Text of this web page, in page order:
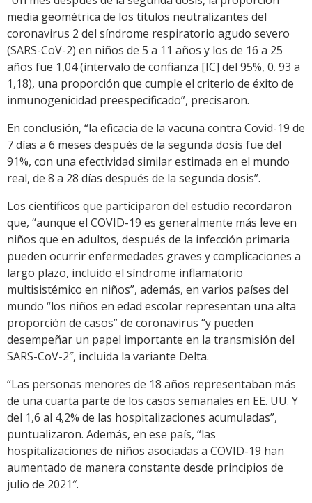
media geométrica de los títulos neutralizantes del
coronavirus 2 del síndrome respiratorio agudo severo
(SARS-CoV-2) en niños de 5 a 11 años y los de 16 a 25
años fue 1,04 (intervalo de confianza [IC] del 95%, 0. 93 a
1,18), una proporción que cumple el criterio de éxito de
inmunogenicidad preespecificado”, precisaron.
En conclusión, “la eficacia de la vacuna contra Covid-19 de
7 días a 6 meses después de la segunda dosis fue del
91%, con una efectividad similar estimada en el mundo
real, de 8 a 28 días después de la segunda dosis”.
Los científicos que participaron del estudio recordaron
que, “aunque el COVID-19 es generalmente más leve en
niños que en adultos, después de la infección primaria
pueden ocurrir enfermedades graves y complicaciones a
largo plazo, incluido el síndrome inflamatorio
multisistémico en niños”, además, en varios países del
mundo “los niños en edad escolar representan una alta
proporción de casos” de coronavirus “y pueden
desempeñar un papel importante en la transmisión del
SARS-CoV-2″, incluida la variante Delta.
“Las personas menores de 18 años representaban más
de una cuarta parte de los casos semanales en EE. UU. Y
del 1,6 al 4,2% de las hospitalizaciones acumuladas”,
puntualizaron. Además, en ese país, “las
hospitalizaciones de niños asociadas a COVID-19 han
aumentado de manera constante desde principios de
julio de 2021″.